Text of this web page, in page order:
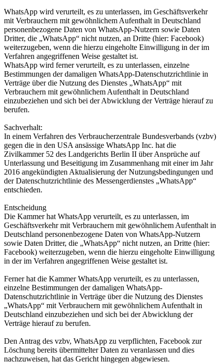
WhatsApp wird verurteilt, es zu unterlassen, im Geschäftsverkehr
mit Verbrauchern mit gewöhnlichem Aufenthalt in Deutschland
personenbezogene Daten von WhatsApp-Nutzern sowie Daten
Dritter, die „WhatsApp“ nicht nutzen, an Dritte (hier: Facebook)
weiterzugeben, wenn die hierzu eingeholte Einwilligung in der im
Verfahren angegriffenen Weise gestaltet ist.
WhatsApp wird ferner verurteilt, es zu unterlassen, einzelne
Bestimmungen der damaligen WhatsApp-Datenschutzrichtlinie in
Verträge über die Nutzung des Dienstes „WhatsApp“ mit
Verbrauchern mit gewöhnlichem Aufenthalt in Deutschland
einzubeziehen und sich bei der Abwicklung der Verträge hierauf zu
berufen.
Sachverhalt:
In einem Verfahren des Verbraucherzentrale Bundesverbands (vzbv)
gegen die in den USA ansässige WhatsApp Inc. hat die
Zivilkammer 52 des Landgerichts Berlin II über Ansprüche auf
Unterlassung und Beseitigung im Zusammenhang mit einer im Jahr
2016 angekündigten Aktualisierung der Nutzungsbedingungen und
der Datenschutzrichtlinie des Messengerdienstes „WhatsApp“
entschieden.
Entscheidung
Die Kammer hat WhatsApp verurteilt, es zu unterlassen, im
Geschäftsverkehr mit Verbrauchern mit gewöhnlichem Aufenthalt in
Deutschland personenbezogene Daten von WhatsApp-Nutzern
sowie Daten Dritter, die „WhatsApp“ nicht nutzen, an Dritte (hier:
Facebook) weiterzugeben, wenn die hierzu eingeholte Einwilligung
in der im Verfahren angegriffenen Weise gestaltet ist.
Ferner hat die Kammer WhatsApp verurteilt, es zu unterlassen,
einzelne Bestimmungen der damaligen WhatsApp-
Datenschutzrichtlinie in Verträge über die Nutzung des Dienstes
„WhatsApp“ mit Verbrauchern mit gewöhnlichem Aufenthalt in
Deutschland einzubeziehen und sich bei der Abwicklung der
Verträge hierauf zu berufen.
Den Antrag des vzbv, WhatsApp zu verpflichten, Facebook zur
Löschung bereits übermittelter Daten zu veranlassen und dies
nachzuweisen, hat das Gericht hingegen abgewiesen.